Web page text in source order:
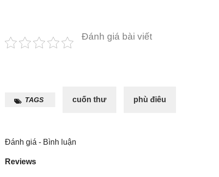
Đánh giá bài viết
TAGS cuốn thư phù điêu
Đánh giá - Bình luận
Reviews